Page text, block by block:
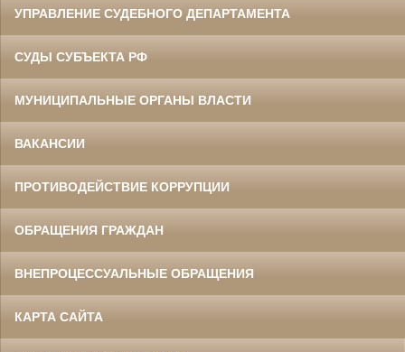
УПРАВЛЕНИЕ СУДЕБНОГО ДЕПАРТАМЕНТА
СУДЫ СУБЪЕКТА РФ
МУНИЦИПАЛЬНЫЕ ОРГАНЫ ВЛАСТИ
ВАКАНСИИ
ПРОТИВОДЕЙСТВИЕ КОРРУПЦИИ
ОБРАЩЕНИЯ ГРАЖДАН
ВНЕПРОЦЕССУАЛЬНЫЕ ОБРАЩЕНИЯ
КАРТА САЙТА